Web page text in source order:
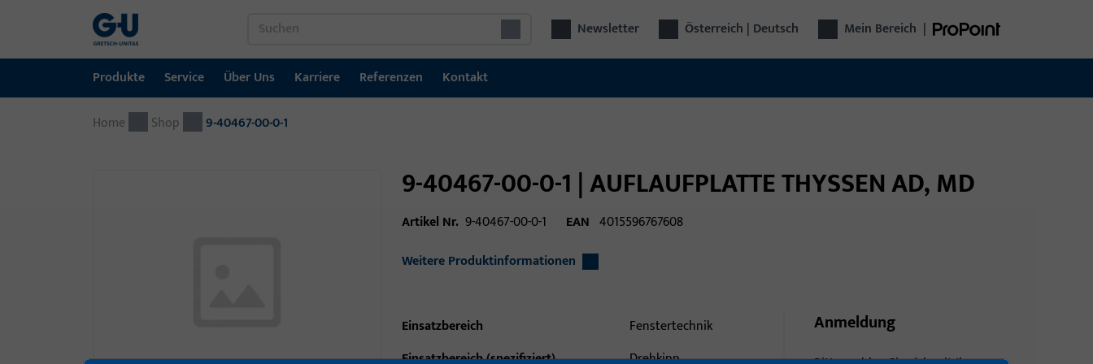
Newsletter Österreich | Deutsch Mein Bereich |
Produkte
Produkte
Service
Service
Über Uns
Über Uns
Karriere
Karriere
Referenzen
Referenzen
Kontakt
Kontakt
Home Shop 9-40467-00-0-1
9-40467-00-0-1 | AUFLAUFPLATTE THYSSEN AD, MD
Artikel Nr. 9-40467-00-0-1 EAN 4015596767608
Weitere Produktinformationen
Einsatzbereich
Fenstertechnik
Einsatzbereich (spezifiziert)
Drehkipp
Anmeldung